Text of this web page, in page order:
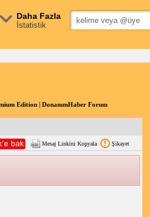
Daha Fazla
İstatistik
Edition | DonanımHaber Forum
Mesaj Linkini Kopyala Şikayet